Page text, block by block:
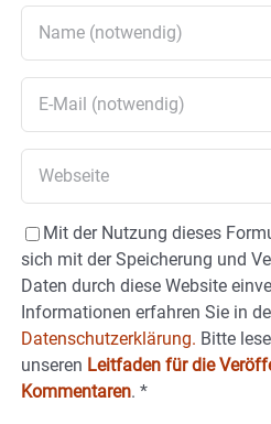
Mit der Nutzung dieses
sich mit der Speicherung und
Daten durch diese Website
Informationen erfahren Sie in
Datenschutzerklärung. Bitte
unseren Leitfaden für die
Kommentaren. *